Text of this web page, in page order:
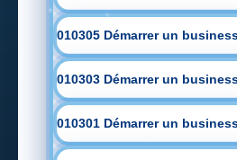
010305 Démarrer un
010303 Démarrer un
010301 Démarrer un